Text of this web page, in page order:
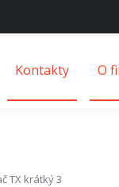
Kontakty O
TX krátký 3